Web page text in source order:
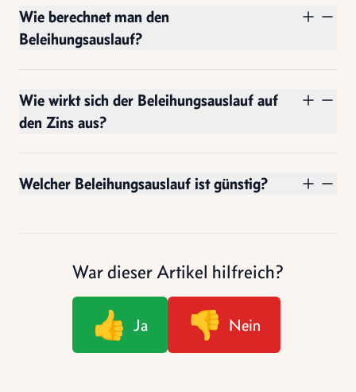
Wie berechnet man den
Beleihungsauslauf?
Wie wirkt sich der Beleihungsauslauf auf
den Zins aus?
Welcher Beleihungsauslauf ist günstig?
War dieser Artikel hilfreich?
👍 Ja 👎 Nein